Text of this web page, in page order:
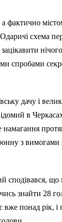
фактично
схема
спробами
дачу і
в
з вимогами
що
знайти 28
понад рік,